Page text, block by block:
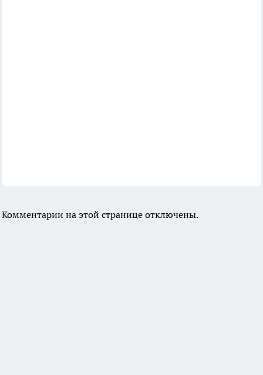
Комментарии на этой странице отключены.